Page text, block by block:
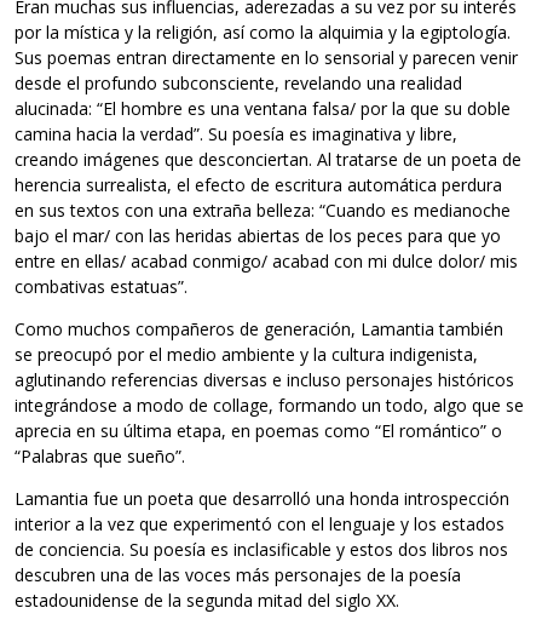
Eran muchas sus influencias, aderezadas a su vez por su interés
por la mística y la religión, así como la alquimia y la egiptología.
Sus poemas entran directamente en lo sensorial y parecen venir
desde el profundo subconsciente, revelando una realidad
alucinada: “El hombre es una ventana falsa/ por la que su doble
camina hacia la verdad”. Su poesía es imaginativa y libre,
creando imágenes que desconciertan. Al tratarse de un poeta de
herencia surrealista, el efecto de escritura automática perdura
en sus textos con una extraña belleza: “Cuando es medianoche
bajo el mar/ con las heridas abiertas de los peces para que yo
entre en ellas/ acabad conmigo/ acabad con mi dulce dolor/ mis
combativas estatuas”.
Como muchos compañeros de generación, Lamantia también
se preocupó por el medio ambiente y la cultura indigenista,
aglutinando referencias diversas e incluso personajes históricos
integrándose a modo de collage, formando un todo, algo que se
aprecia en su última etapa, en poemas como “El romántico” o
“Palabras que sueño”.
Lamantia fue un poeta que desarrolló una honda introspección
interior a la vez que experimentó con el lenguaje y los estados
de conciencia. Su poesía es inclasificable y estos dos libros nos
descubren una de las voces más personajes de la poesía
estadounidense de la segunda mitad del siglo XX.